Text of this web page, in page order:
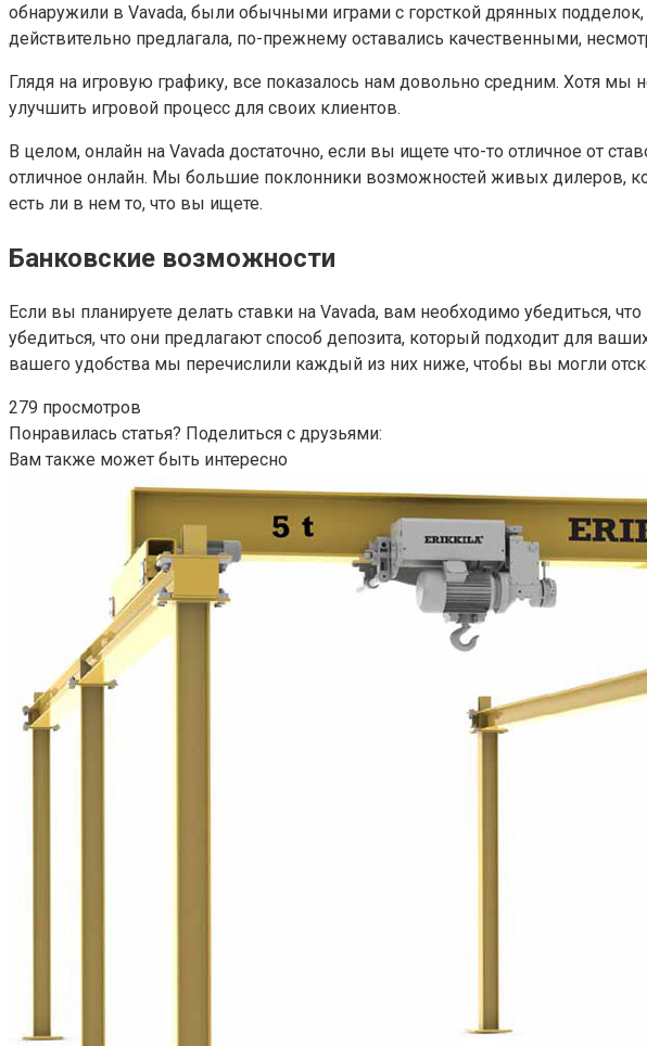
обнаружили в Vavada, были обычными играми с горсткой дрянных
действительно предлагала, по-прежнему оставались качественными,
Глядя на игровую графику, все показалось нам довольно средним. Хотя
улучшить игровой процесс для своих клиентов.
В целом, онлайн на Vavada достаточно, если вы ищете что-то отличное от
отличное онлайн. Мы большие поклонники возможностей живых дилеров,
есть ли в нем то, что вы ищете.
Банковские возможности
Если вы планируете делать ставки на Vavada, вам необходимо убедиться,
убедиться, что они предлагают способ депозита, который подходит для
вашего удобства мы перечислили каждый из них ниже, чтобы вы могли
279 просмотров
Понравилась статья? Поделиться с друзьями:
Вам также может быть интересно